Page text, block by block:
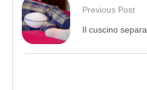
Previous Post
Il cuscino